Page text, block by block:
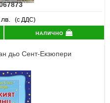
лв. (с ДДС)
налично
дьо Сент-Екзюпери